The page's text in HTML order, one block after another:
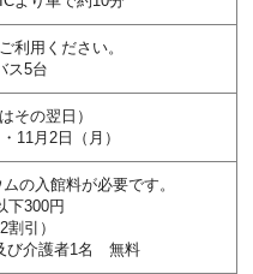
利用ください。
ス5台
その翌日）
11月2日（月）
の入館料が必要です。
下300円
割引）
び介護者1名 無料